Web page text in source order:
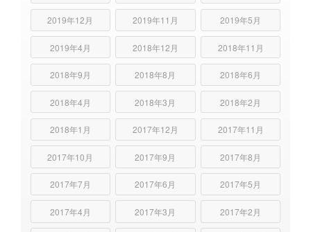
2019年12月 2019年11月 2019年5月
2019年4月 2018年12月 2018年11月
2018年9月 2018年8月 2018年6月
2018年4月 2018年3月 2018年2月
2018年1月 2017年12月 2017年11月
2017年10月 2017年9月 2017年8月
2017年7月 2017年6月 2017年5月
2017年4月 2017年3月 2017年2月